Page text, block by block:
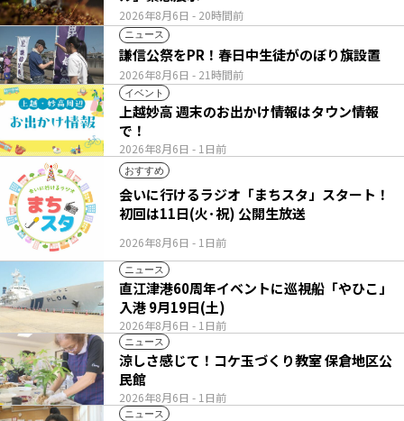
2026年8月6日 - 20時間前
ニュース
2026年8月6日 - 21時間前
謙信公祭をPR！春日中生徒がのぼり旗設置
イベント
2026年8月6日 - 1日前
上越妙高 週末のお出かけ情報はタウン情報
で！
おすすめ
2026年8月6日 - 1日前
会いに行けるラジオ「まちスタ」スタート！
初回は11日(火･祝) 公開生放送
ニュース
2026年8月6日 - 1日前
直江津港60周年イベントに巡視船「やひこ」
入港 9月19日(土)
ニュース
2026年8月6日 - 1日前
涼しさ感じて！コケ玉づくり教室 保倉地区公
民館
ニュース